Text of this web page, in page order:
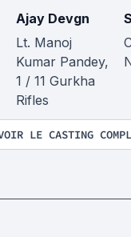
Ajay Devgn
Lt. Manoj
Kumar Pandey,
1 / 11 Gurkha
Rifles
LE CASTING